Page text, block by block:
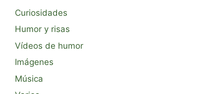
Curiosidades
Humor y risas
Vídeos de humor
Imágenes
Música